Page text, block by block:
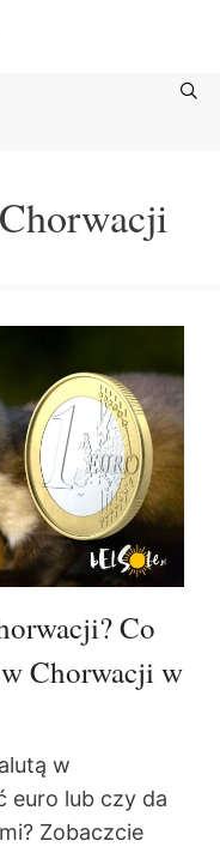
Co
Chorwacji w
w
euro lub czy da
Zobaczcie